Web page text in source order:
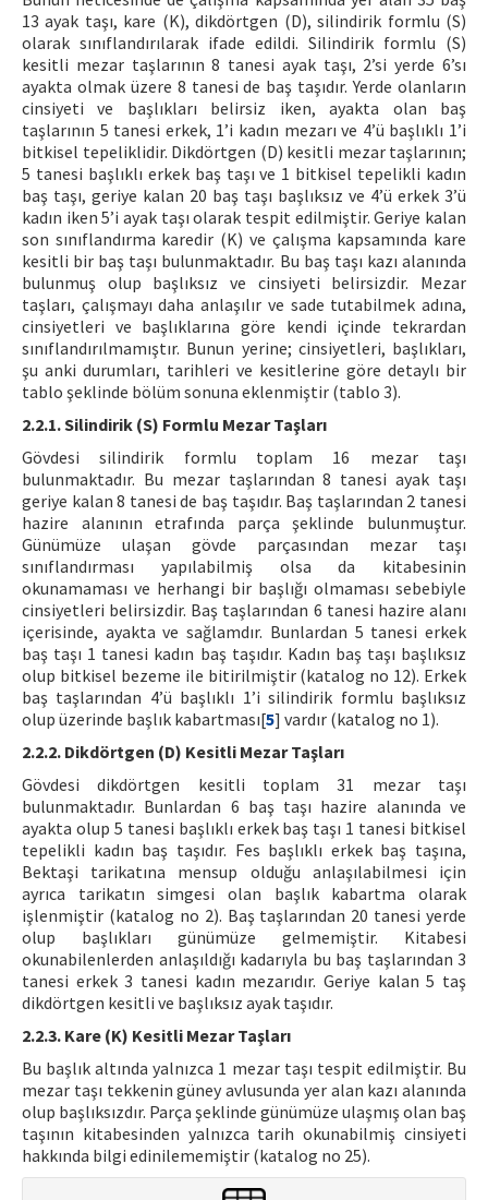
13 ayak taşı, kare (K), dikdörtgen (D), silindirik formlu (S)
olarak sınıflandırılarak ifade edildi. Silindirik formlu (S)
kesitli mezar taşlarının 8 tanesi ayak taşı, 2’si yerde 6’sı
ayakta olmak üzere 8 tanesi de baş taşıdır. Yerde olanların
cinsiyeti ve başlıkları belirsiz iken, ayakta olan baş
taşlarının 5 tanesi erkek, 1’i kadın mezarı ve 4’ü başlıklı 1’i
bitkisel tepeliklidir. Dikdörtgen (D) kesitli mezar taşlarının;
5 tanesi başlıklı erkek baş taşı ve 1 bitkisel tepelikli kadın
baş taşı, geriye kalan 20 baş taşı başlıksız ve 4’ü erkek 3’ü
kadın iken 5’i ayak taşı olarak tespit edilmiştir. Geriye kalan
son sınıflandırma karedir (K) ve çalışma kapsamında kare
kesitli bir baş taşı bulunmaktadır. Bu baş taşı kazı alanında
bulunmuş olup başlıksız ve cinsiyeti belirsizdir. Mezar
taşları, çalışmayı daha anlaşılır ve sade tutabilmek adına,
cinsiyetleri ve başlıklarına göre kendi içinde tekrardan
sınıflandırılmamıştır. Bunun yerine; cinsiyetleri, başlıkları,
şu anki durumları, tarihleri ve kesitlerine göre detaylı bir
tablo şeklinde bölüm sonuna eklenmiştir (tablo 3).
2.2.1. Silindirik (S) Formlu Mezar Taşları
Gövdesi silindirik formlu toplam 16 mezar taşı
bulunmaktadır. Bu mezar taşlarından 8 tanesi ayak taşı
geriye kalan 8 tanesi de baş taşıdır. Baş taşlarından 2 tanesi
hazire alanının etrafında parça şeklinde bulunmuştur.
Günümüze ulaşan gövde parçasından mezar taşı
sınıflandırması yapılabilmiş olsa da kitabesinin
okunamaması ve herhangi bir başlığı olmaması sebebiyle
cinsiyetleri belirsizdir. Baş taşlarından 6 tanesi hazire alanı
içerisinde, ayakta ve sağlamdır. Bunlardan 5 tanesi erkek
baş taşı 1 tanesi kadın baş taşıdır. Kadın baş taşı başlıksız
olup bitkisel bezeme ile bitirilmiştir (katalog no 12). Erkek
baş taşlarından 4’ü başlıklı 1’i silindirik formlu başlıksız
olup üzerinde başlık kabartması[5] vardır (katalog no 1).
2.2.2. Dikdörtgen (D) Kesitli Mezar Taşları
Gövdesi dikdörtgen kesitli toplam 31 mezar taşı
bulunmaktadır. Bunlardan 6 baş taşı hazire alanında ve
ayakta olup 5 tanesi başlıklı erkek baş taşı 1 tanesi bitkisel
tepelikli kadın baş taşıdır. Fes başlıklı erkek baş taşına,
Bektaşi tarikatına mensup olduğu anlaşılabilmesi için
ayrıca tarikatın simgesi olan başlık kabartma olarak
işlenmiştir (katalog no 2). Baş taşlarından 20 tanesi yerde
olup başlıkları günümüze gelmemiştir. Kitabesi
okunabilenlerden anlaşıldığı kadarıyla bu baş taşlarından 3
tanesi erkek 3 tanesi kadın mezarıdır. Geriye kalan 5 taş
dikdörtgen kesitli ve başlıksız ayak taşıdır.
2.2.3. Kare (K) Kesitli Mezar Taşları
Bu başlık altında yalnızca 1 mezar taşı tespit edilmiştir. Bu
mezar taşı tekkenin güney avlusunda yer alan kazı alanında
olup başlıksızdır. Parça şeklinde günümüze ulaşmış olan baş
taşının kitabesinden yalnızca tarih okunabilmiş cinsiyeti
hakkında bilgi edinilememiştir (katalog no 25).